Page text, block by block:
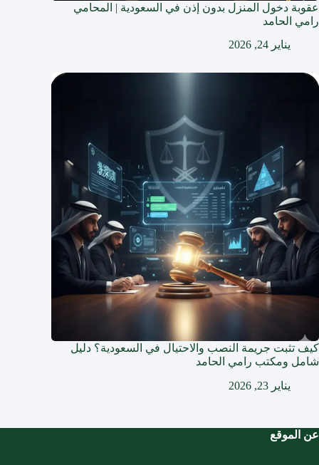
عقوبة دخول المنزل بدون إذن في السعودية | المحامي
رامي الحامد
يناير 24, 2026
كيف تثبت جريمة النصب والاحتيال في السعودية؟ دليل
شامل ومكتب رامي الحامد
يناير 23, 2026
عن الموقع